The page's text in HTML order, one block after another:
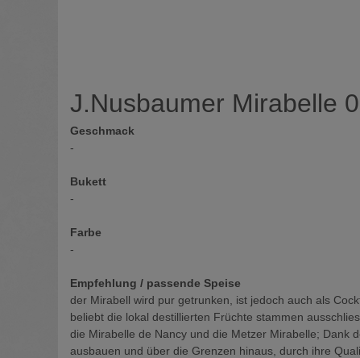
J.Nusbaumer Mirabelle
Geschmack
-
Bukett
-
Farbe
-
Empfehlung / passende Speise
der Mirabell wird pur getrunken, ist jedoch auch als
beliebt die lokal destillierten Früchte stammen
die Mirabelle de Nancy und die Metzer Mirabelle; Dank
ausbauen und über die Grenzen hinaus, durch ihre